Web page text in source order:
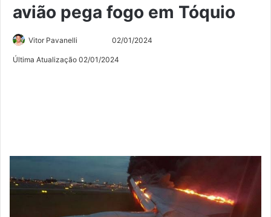
avião pega fogo em Tóquio
Vitor Pavanelli
no
Mande
um
02/01/2024
Última Atualização 02/01/2024